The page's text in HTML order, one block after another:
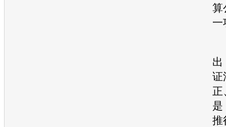
算
一
出
证
正
是
推